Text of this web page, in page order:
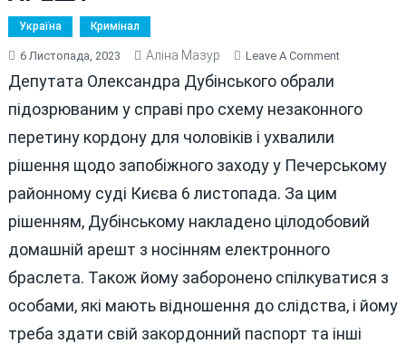
Україна Кримінал
6 Листопада, 2023 Аліна Мазур Leave A CommentOn
ПОСАДИЛИ
Депутата Олександра Дубінського обрали
підозрюваним у справі про схему незаконного
перетину кордону для чоловіків і ухвалили
рішення щодо запобіжного заходу у Печерському
районному суді Києва 6 листопада. За цим
рішенням, Дубінському накладено цілодобовий
домашній арешт з носінням електронного
браслета. Також йому заборонено спілкуватися з
особами, які мають відношення до слідства, і йому
треба здати свій закордонний паспорт та інші